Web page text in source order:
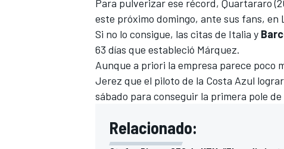
Para pulverizar ese récord, Quartararo
este próximo domingo, ante sus fans, en
Si no lo consigue, las citas de Italia y
63 días que estableció Márquez.
Aunque a priori la empresa parece poco
Jerez que el piloto de la Costa Azul
sábado para conseguir la primera pole de
Relacionado: